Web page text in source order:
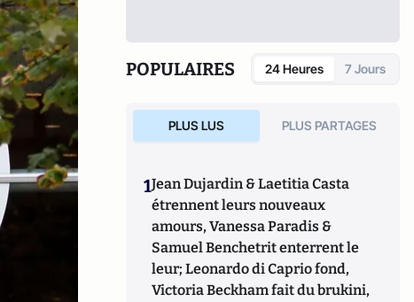
POPULAIRES 24 Heures 7 Jours
PLUS LUS PLUS PARTAGES
1Jean Dujardin & Laetitia Casta
étrennent leurs nouveaux
amours, Vanessa Paradis &
Samuel Benchetrit enterrent le
leur; Leonardo di Caprio fond,
Victoria Beckham fait du brukini,